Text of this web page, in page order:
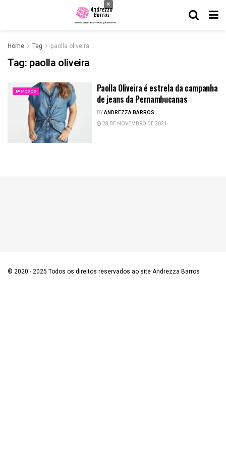
Home Tag paolla oliveira
Tag: paolla oliveira
FAMOSOS
Paolla Oliveira é estrela da campanha
de jeans da Pernambucanas
BYANDREZZA BARROS
28 DE NOVEMBRO DE 2021
© 2020 - 2025 Todos os direitos reservados ao site Andrezza Barros
×